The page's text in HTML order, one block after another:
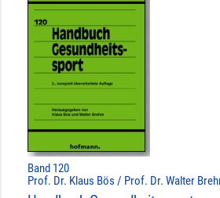
Band 120
Prof. Dr. Klaus Bös / Prof. Dr. Walter